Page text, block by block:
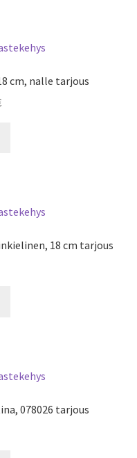
cm, nalle tarjous
18 cm tarjous
078026 tarjous